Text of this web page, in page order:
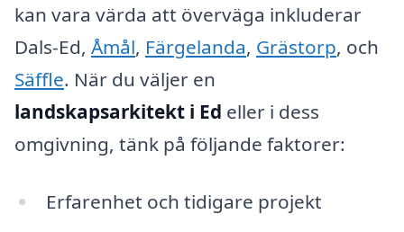
kan vara värda att överväga inkluderar
Dals-Ed, Åmål, Färgelanda, Grästorp, och
Säffle. När du väljer en
landskapsarkitekt i Ed eller i dess
omgivning, tänk på följande faktorer:
Erfarenhet och tidigare projekt